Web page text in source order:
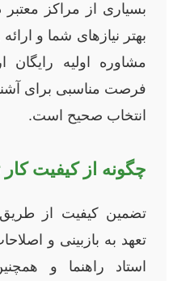
بسیاری از مراکز
بهتر نیازهای شما و
مشاوره اولیه
فرصت مناسبی برای
انتخاب صحیح است.
چگونه از کیفیت
تضمین کیفیت از طریق
تعهد به بازبینی و
استاد راهنما و